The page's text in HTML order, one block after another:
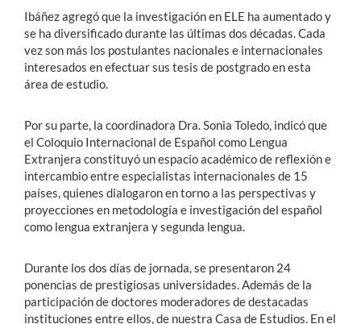
Ibáñez agregó que la investigación en ELE ha aumentado y
se ha diversificado durante las últimas dos décadas. Cada
vez son más los postulantes nacionales e internacionales
interesados en efectuar sus tesis de postgrado en esta
área de estudio.
Por su parte, la coordinadora Dra. Sonia Toledo, indicó que
el Coloquio Internacional de Español como Lengua
Extranjera constituyó un espacio académico de reflexión e
intercambio entre especialistas internacionales de 15
países, quienes dialogaron en torno a las perspectivas y
proyecciones en metodología e investigación del español
como lengua extranjera y segunda lengua.
Durante los dos días de jornada, se presentaron 24
ponencias de prestigiosas universidades. Además de la
participación de doctores moderadores de destacadas
instituciones entre ellos, de nuestra Casa de Estudios. En el